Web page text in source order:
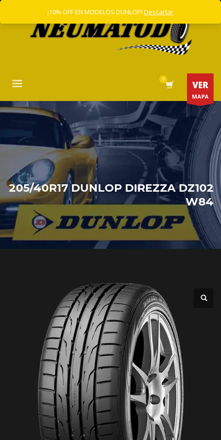
VER
MAPA
205/40R17 DUNLOP DIREZZA DZ102
W84
¡10% OFF EN MODELOS DUNLOP! Descartar